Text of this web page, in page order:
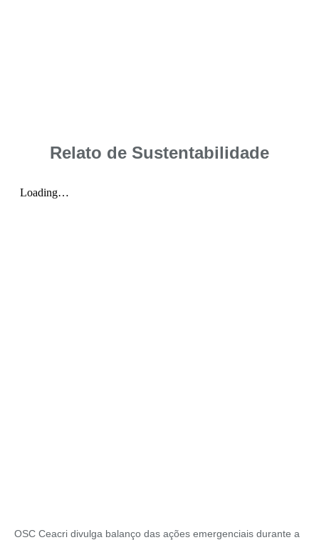
Relato de Sustentabilidade
OSC Ceacri divulga balanço das ações emergenciais durante a